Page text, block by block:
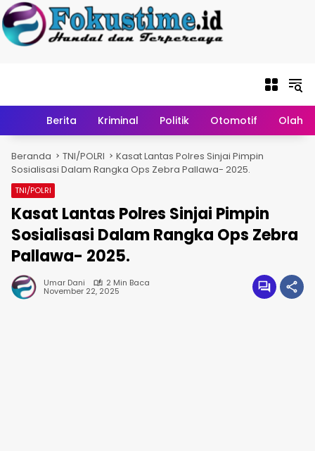
HomeBerita Kriminal Politik Otomotif
Beranda TNI/POLRI
Kasat Lantas Polres Sinjai Pimpin
Sosialisasi Dalam Rangka Ops Zebra Pallawa- 2025.
TNI/POLRI
Kasat Lantas Polres Sinjai Pimpin
Sosialisasi Dalam Rangka Ops Zebra
Pallawa- 2025.
Umar Dani 2 Min Baca
November 22, 2025